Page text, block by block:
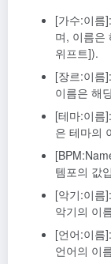
[가수:이름
며, 이름은
위프트]).
[장르:이름
이름은 해
[테마:이름
은 테마의
템포의 값
[악기:이름
악기의 이
[언어:이름
언어의 이